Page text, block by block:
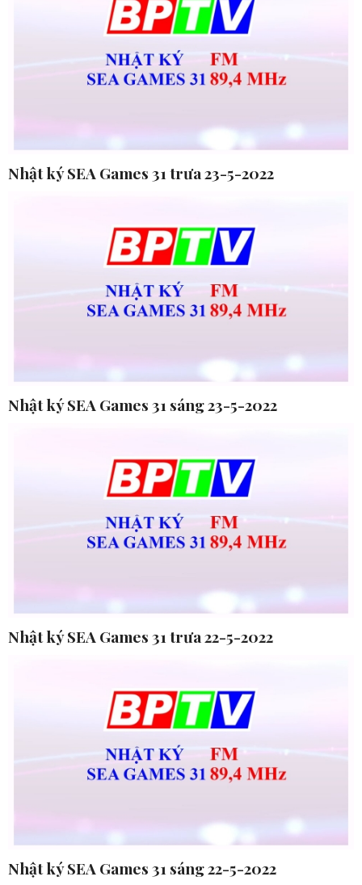
Nhật ký SEA Games 31 trưa 23-5-2022
Nhật ký SEA Games 31 sáng 23-5-2022
Nhật ký SEA Games 31 trưa 22-5-2022
Nhật ký SEA Games 31 sáng 22-5-2022